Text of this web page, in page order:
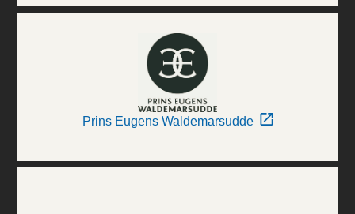
Prins Eugens Waldemarsudde